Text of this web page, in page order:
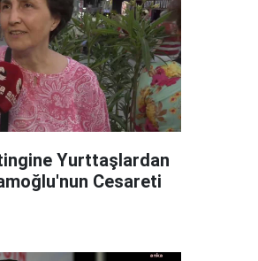
Yurttaşlardan
Cesareti